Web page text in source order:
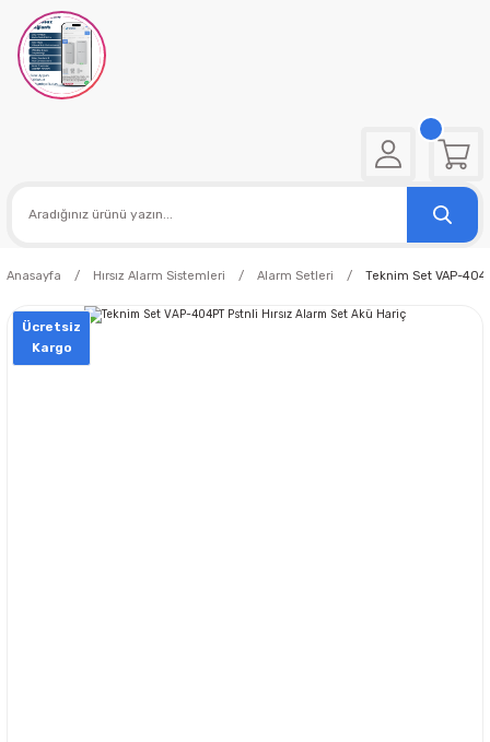
Anasayfa Hırsız Alarm Sistemleri Alarm Setleri Teknim Set VAP-
Ücretsiz
Kargo